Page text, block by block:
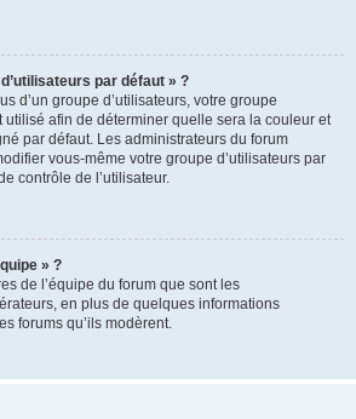
par défaut » ?
d’un groupe d’utilisateurs, votre groupe
utilisé afin de déterminer quelle sera la couleur et
par défaut. Les administrateurs du forum
vous-même votre groupe d’utilisateurs par
contrôle de l’utilisateur.
» ?
de l’équipe du forum que sont les
en plus de quelques informations
forums qu’ils modèrent.